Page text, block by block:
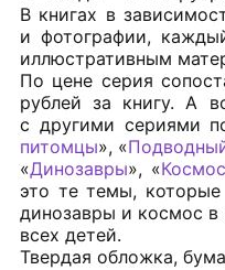
В книгах в
и фотографии,
иллюстративным
По цене серия
рублей за книгу. А
с другими сериями
питомцы», «
«Динозавры», «Космос
это те темы,
динозавры и космос в
всех детей.
Твердая обложка,